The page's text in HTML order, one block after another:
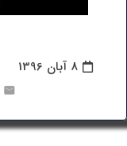
8 آبان 1396